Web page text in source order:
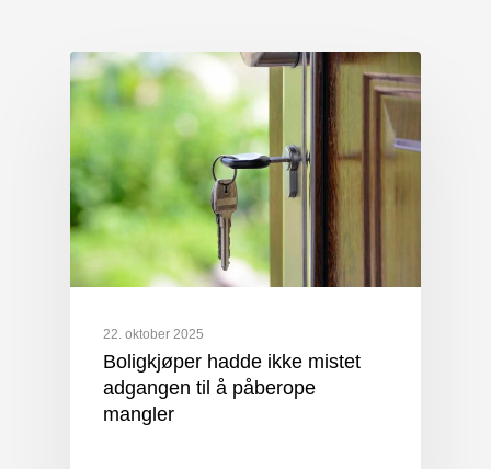
22. oktober 2025
Boligkjøper hadde ikke mistet
adgangen til å påberope
mangler